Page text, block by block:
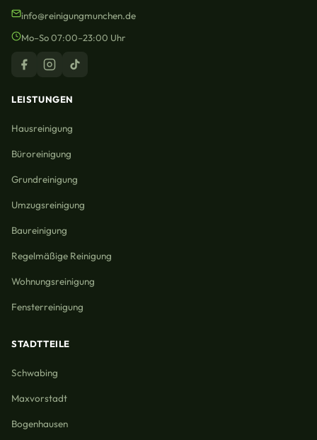
info@reinigungmunchen.de
Mo–So 07:00–23:00 Uhr
LEISTUNGEN
Hausreinigung
Büroreinigung
Grundreinigung
Umzugsreinigung
Baureinigung
Regelmäßige Reinigung
Wohnungsreinigung
Fensterreinigung
STADTTEILE
Schwabing
Maxvorstadt
Bogenhausen